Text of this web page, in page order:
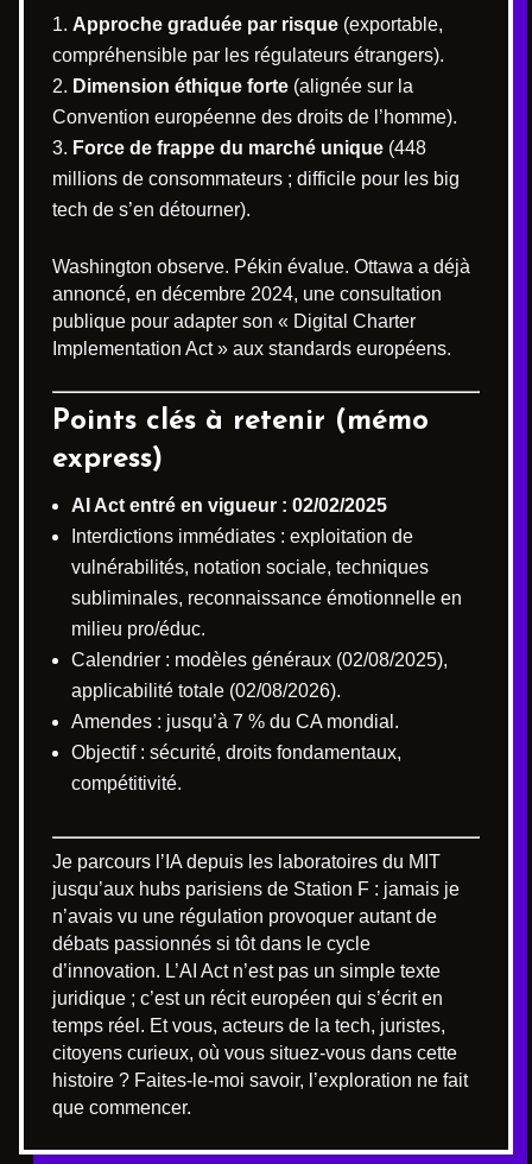
Approche graduée par risque (exportable,
compréhensible par les régulateurs étrangers).
Dimension éthique forte (alignée sur la
Convention européenne des droits de l’homme).
Force de frappe du marché unique (448
millions de consommateurs ; difficile pour les big
tech de s’en détourner).
Washington observe. Pékin évalue. Ottawa a déjà
annoncé, en décembre 2024, une consultation
publique pour adapter son « Digital Charter
Implementation Act » aux standards européens.
Points clés à retenir (mémo
express)
AI Act entré en vigueur : 02/02/2025
Interdictions immédiates : exploitation de
vulnérabilités, notation sociale, techniques
subliminales, reconnaissance émotionnelle en
milieu pro/éduc.
Calendrier : modèles généraux (02/08/2025),
applicabilité totale (02/08/2026).
Amendes : jusqu’à 7 % du CA mondial.
Objectif : sécurité, droits fondamentaux,
compétitivité.
Je parcours l’IA depuis les laboratoires du MIT
jusqu’aux hubs parisiens de Station F : jamais je
n’avais vu une régulation provoquer autant de
débats passionnés si tôt dans le cycle
d’innovation. L’AI Act n’est pas un simple texte
juridique ; c’est un récit européen qui s’écrit en
temps réel. Et vous, acteurs de la tech, juristes,
citoyens curieux, où vous situez-vous dans cette
histoire ? Faites-le-moi savoir, l’exploration ne fait
que commencer.